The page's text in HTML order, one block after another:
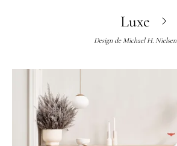
Luxe
Design de Michael H. Nielsen